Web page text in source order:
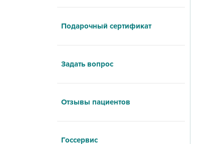
Подарочный сертификат
Задать вопрос
Отзывы пациентов
Госсервис